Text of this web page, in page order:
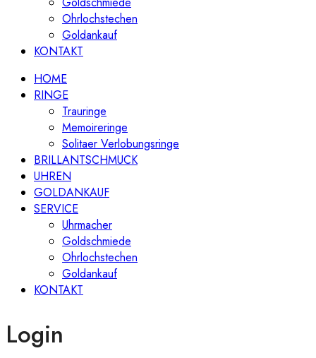
Ohrlochstechen
Goldankauf
KONTAKT
HOME
RINGE
Trauringe
Memoireringe
Solitaer Verlobungsringe
BRILLANTSCHMUCK
UHREN
GOLDANKAUF
SERVICE
Uhrmacher
Goldschmiede
Ohrlochstechen
Goldankauf
KONTAKT
Login